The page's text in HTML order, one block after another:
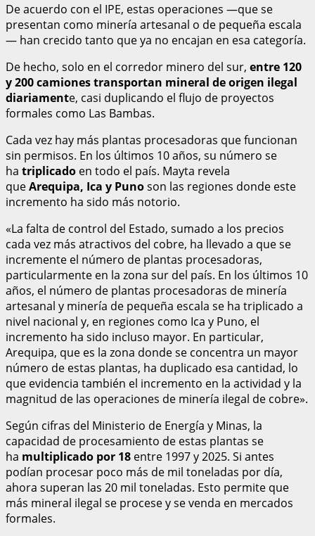
De acuerdo con el IPE, estas operaciones —que se
presentan como minería artesanal o de pequeña escala
— han crecido tanto que ya no encajan en esa categoría.
De hecho, solo en el corredor minero del sur, entre 120
y 200 camiones transportan mineral de origen ilegal
diariamente, casi duplicando el flujo de proyectos
formales como Las Bambas.
Cada vez hay más plantas procesadoras que funcionan
sin permisos. En los últimos 10 años, su número se
ha triplicado en todo el país. Mayta revela
queArequipa, Ica y Punoson las regiones donde este
incremento ha sido más notorio.
«La falta de control del Estado, sumado a los precios
cada vez más atractivos del cobre, ha llevado a que se
incremente el número de plantas procesadoras,
particularmente en la zona sur del país. En los últimos 10
años, el número de plantas procesadoras de minería
artesanal y minería de pequeña escala se ha triplicado a
nivel nacional y, en regiones como Ica y Puno, el
incremento ha sido incluso mayor. En particular,
Arequipa, que es la zona donde se concentra un mayor
número de estas plantas, ha duplicado esa cantidad, lo
que evidencia también el incremento en la actividad y la
magnitud de las operaciones de minería ilegal de cobre».
Según cifras del Ministerio de Energía y Minas, la
capacidad de procesamiento de estas plantas se
ha multiplicado por 18 entre 1997 y 2025. Si antes
podían procesar poco más de mil toneladas por día,
ahora superan las 20 mil toneladas. Esto permite que
más mineral ilegal se procese y se venda en mercados
formales.